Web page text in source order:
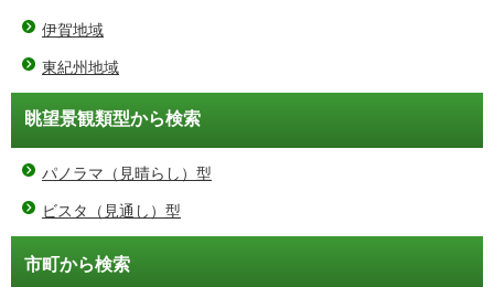
伊賀地域
東紀州地域
眺望景観類型から検索
パノラマ（見晴らし）型
ビスタ（見通し）型
市町から検索